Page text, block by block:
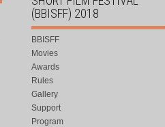
(BBISFF) 2018
BBISFF
Movies
Awards
Rules
Gallery
Support
Program